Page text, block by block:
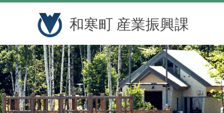
和寒町 産業振興課